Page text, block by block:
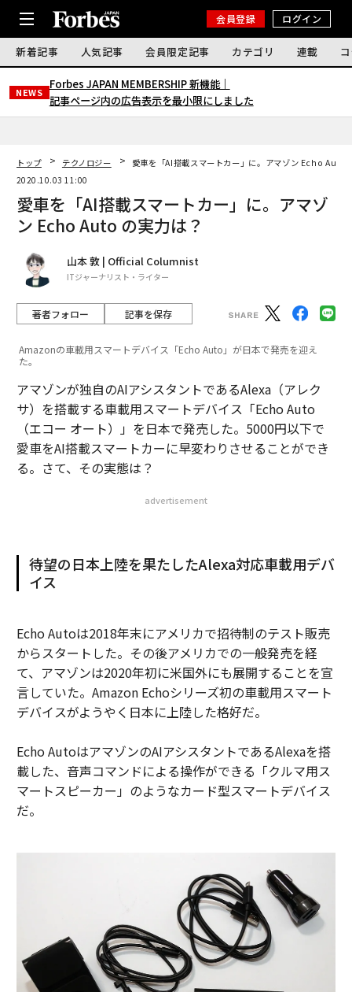
会員登録 ログイン
新着記事 人気記事 会員限定記事 カテゴリ 連載
NEWS
Forbes JAPAN MEMBERSHIP 新機能｜
記事ページ内の広告表示を最小限にしました
トップ テクノロジー
愛車を「AI搭載スマートカー」に。アマゾン Echo Auto
2020.10.03 11:00
愛車を「AI搭載スマートカー」に。アマゾ
ン Echo Auto の実力は？
山本 敦 | Official Columnist
ITジャーナリスト・ライター
著者フォロー 記事を保存
Amazonの車載用スマートデバイス「Echo Auto」が日本で発売を迎え
た。
アマゾンが独自のAIアシスタントであるAlexa（アレク
サ）を搭載する車載用スマートデバイス「Echo Auto
（エコー オート）」を日本で発売した。5000円以下で
愛車をAI搭載スマートカーに早変わりさせることができ
る。さて、その実態は？
advertisement
待望の日本上陸を果たしたAlexa対応車載用デバ
イス
Echo Autoは2018年末にアメリカで招待制のテスト販売
からスタートした。その後アメリカでの一般発売を経
て、アマゾンは2020年初に米国外にも展開することを宣
言していた。Amazon Echoシリーズ初の車載用スマート
デバイスがようやく日本に上陸した格好だ。
Echo AutoはアマゾンのAIアシスタントであるAlexaを搭
載した、音声コマンドによる操作ができる「クルマ用ス
マートスピーカー」のようなカード型スマートデバイス
だ。